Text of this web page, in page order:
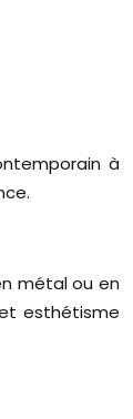
à
métal ou en
esthétisme